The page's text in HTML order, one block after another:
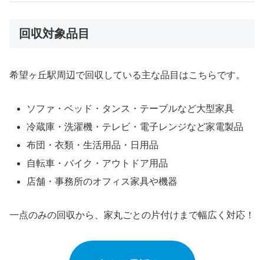
回収対象品目
希望ヶ丘駅周辺で回収している主な品目はこちらです。
ソファ・ベッド・タンス・テーブルなど大型家具
冷蔵庫・洗濯機・テレビ・電子レンジなど家電製品
布団・衣類・生活用品・日用品
自転車・バイク・アウトドア用品
店舗・事務所のオフィス家具や機器
一点のみの回収から、家丸ごとの片付けまで幅広く対応！